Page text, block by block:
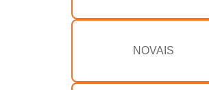
NOVAIS